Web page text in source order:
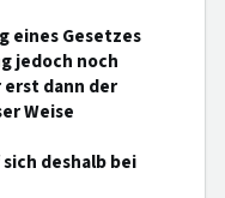
eines Gesetzes
jedoch noch
dann der
Weise
deshalb bei